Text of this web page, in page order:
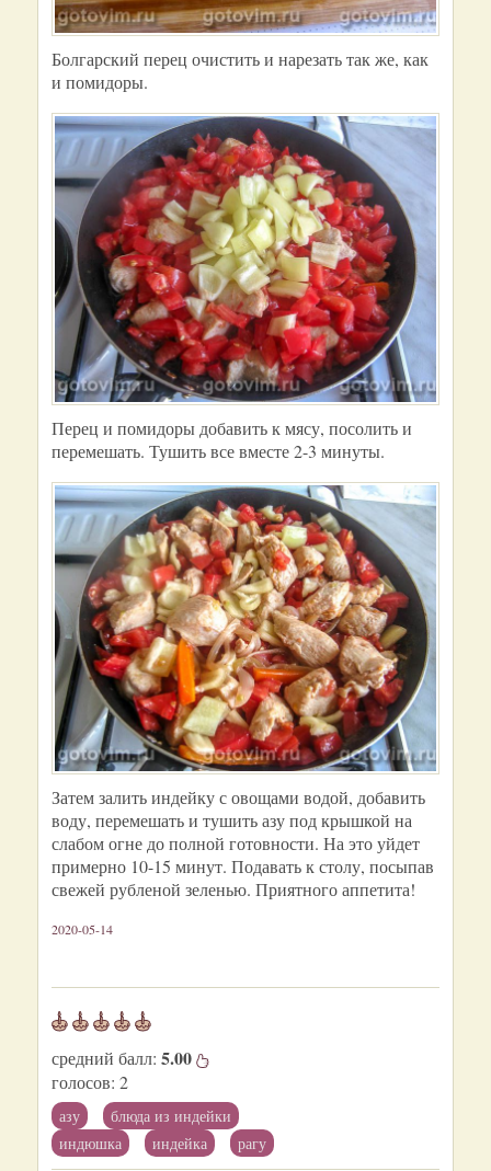
Болгарский перец очистить и нарезать так же, как
и помидоры.
Перец и помидоры добавить к мясу, посолить и
перемешать. Тушить все вместе 2-3 минуты.
Затем залить индейку с овощами водой, добавить
воду, перемешать и тушить азу под крышкой на
слабом огне до полной готовности. На это уйдет
примерно 10-15 минут. Подавать к столу, посыпав
свежей рубленой зеленью. Приятного аппетита!
2020-05-14
средний балл: 5.00
голосов: 2
азу
блюда из индейки
индюшка
индейка рагу